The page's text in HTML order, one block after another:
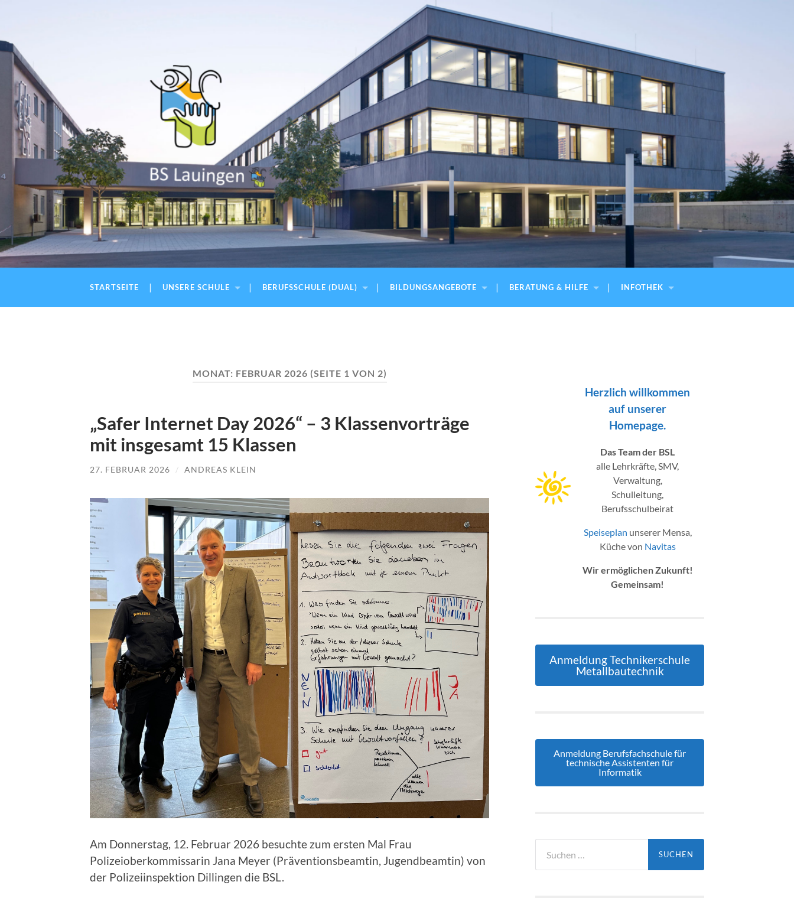
BS
STARTSEITE UNSERE SCHULE BERUFSSCHULE (DUAL) BILDUNGSANGEBOTE BERATUNG & HILFE INFOTHEK
MONAT: FEBRUAR 2026 (SEITE 1 VON 2)
„Safer Internet Day 2026“ – 3 Klassenvorträge
mit insgesamt 15 Klassen
27. FEBRUAR 2026 / ANDREAS KLEIN
Am Donnerstag, 12. Februar 2026 besuchte zum ersten Mal Frau
Polizeioberkommissarin Jana Meyer (Präventionsbeamtin, Jugendbeamtin) von
der Polizeiinspektion Dillingen die BSL.
Herzlich willkommen
auf unserer
Homepage.
Das Team der BSL
alle Lehrkräfte, SMV,
Verwaltung,
Schulleitung,
Berufsschulbeirat
Speiseplan unserer Mensa,
Küche von Navitas
Wir ermöglichen Zukunft!
Gemeinsam!
Anmeldung Technikerschule
Metallbautechnik
Anmeldung Berufsfachschule für
technische Assistenten für
Informatik
nach: